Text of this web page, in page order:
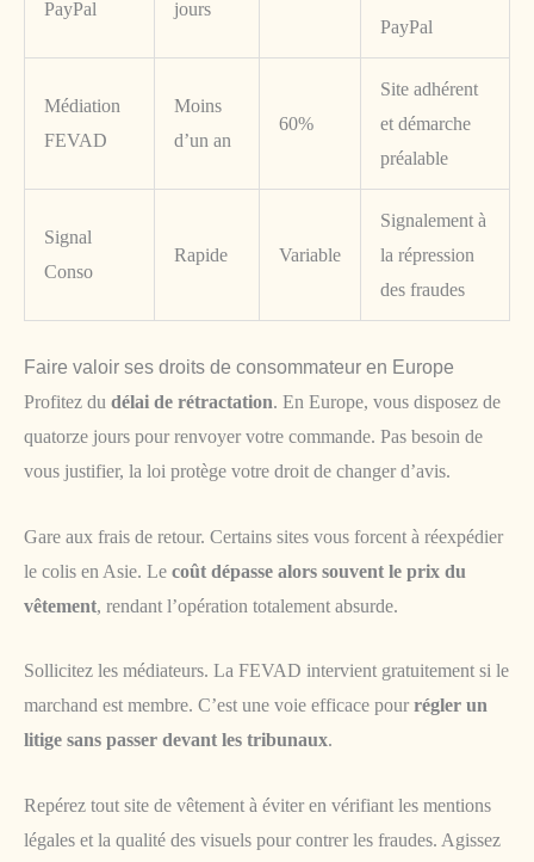
PayPal
jours
PayPal
Médiation
FEVAD
Moins
d’un an
60%
Site adhérent
et démarche
préalable
Signal
Conso
Rapide Variable
Signalement à
la répression
des fraudes
Faire valoir ses droits de consommateur en Europe
Profitez du délai de rétractation. En Europe, vous disposez de
quatorze jours pour renvoyer votre commande. Pas besoin de
vous justifier, la loi protège votre droit de changer d’avis.
Gare aux frais de retour. Certains sites vous forcent à réexpédier
le colis en Asie. Le coût dépasse alors souvent le prix du
vêtement, rendant l’opération totalement absurde.
Sollicitez les médiateurs. La FEVAD intervient gratuitement si le
marchand est membre. C’est une voie efficace pour régler un
litige sans passer devant les tribunaux.
Repérez tout site de vêtement à éviter en vérifiant les mentions
légales et la qualité des visuels pour contrer les fraudes. Agissez